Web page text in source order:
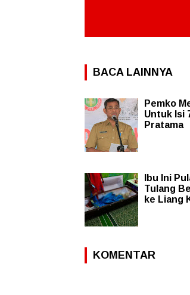
BACA LAINNYA
Pemko
Untuk Isi
Pratama
Ibu Ini
Tulang
ke Liang
KOMENTAR